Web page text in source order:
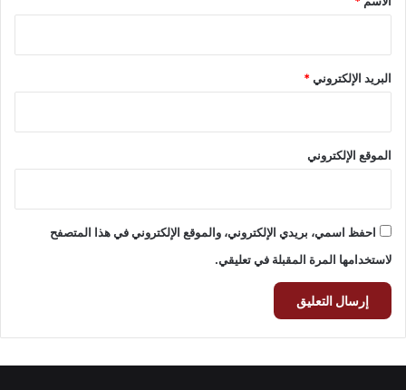
البريد الإلكتروني*
الموقع الإلكتروني
احفظ اسمي، بريدي الإلكتروني، والموقع الإلكتروني في هذا المتصفح
لاستخدامها المرة المقبلة في تعليقي.